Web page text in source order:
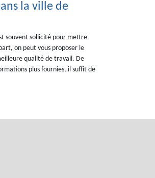
la ville de
souvent sollicité pour mettre
on peut vous proposer le
qualité de travail. De
plus fournies, il suffit de